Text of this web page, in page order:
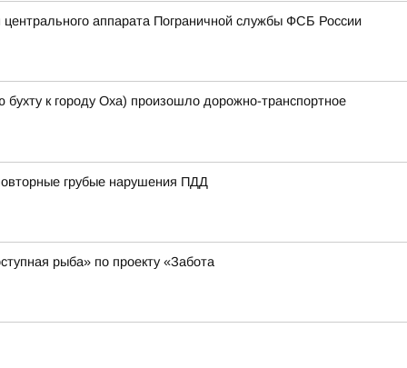
аппарата Пограничной службы ФСБ России
к городу Оха) произошло дорожно-транспортное
грубые нарушения ПДД
рыба» по проекту «Забота